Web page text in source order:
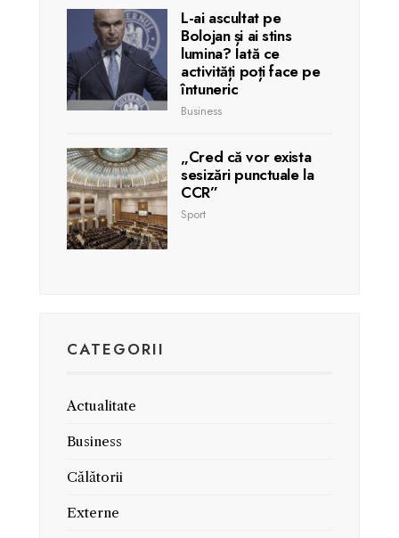
L-ai ascultat pe
Bolojan și ai stins
lumina? Iată ce
activități poți face pe
întuneric
Business
„Cred că vor exista
sesizări punctuale la
CCR”
Sport
CATEGORII
Actualitate
Business
Călătorii
Externe